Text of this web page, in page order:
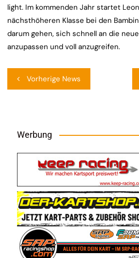
light. Im kommenden Jahr startet
nächsthöheren Klasse bei den
darum gehen, sich schnell an die
anzupassen und voll anzugreifen.
Vorherige News
Werbung